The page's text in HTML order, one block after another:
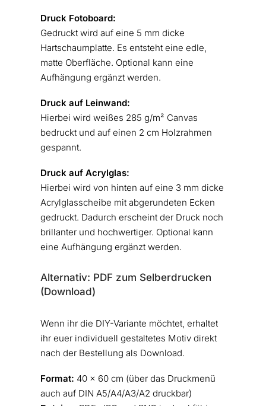
Druck Fotoboard:
Gedruckt wird auf eine 5 mm dicke
Hartschaumplatte. Es entsteht eine edle,
matte Oberfläche. Optional kann eine
Aufhängung ergänzt werden.
Druck auf Leinwand:
Hierbei wird weißes 285 g/m² Canvas
bedruckt und auf einen 2 cm Holzrahmen
gespannt.
Druck auf Acrylglas:
Hierbei wird von hinten auf eine 3 mm dicke
Acrylglasscheibe mit abgerundeten Ecken
gedruckt. Dadurch erscheint der Druck noch
brillanter und hochwertiger. Optional kann
eine Aufhängung ergänzt werden.
Alternativ: PDF zum Selberdrucken
(Download)
Wenn ihr die DIY-Variante möchtet, erhaltet
ihr euer individuell gestaltetes Motiv direkt
nach der Bestellung als Download.
Format: 40 × 60 cm (über das Druckmenü
auch auf DIN A5/A4/A3/A2 druckbar)